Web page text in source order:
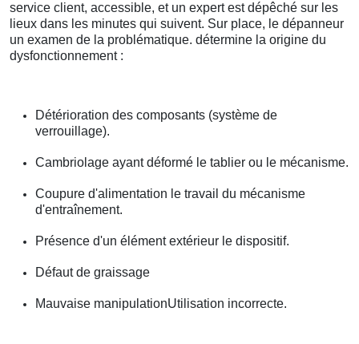
service client, accessible, et un expert est dépêché sur les
lieux dans les minutes qui suivent. Sur place, le dépanneur
un examen de la problématique. détermine la origine du
dysfonctionnement :
Détérioration des composants (système de
verrouillage).
Cambriolage ayant déformé le tablier ou le mécanisme.
Coupure d'alimentation le travail du mécanisme
d'entraînement.
Présence d'un élément extérieur le dispositif.
Défaut de graissage
Mauvaise manipulationUtilisation incorrecte.